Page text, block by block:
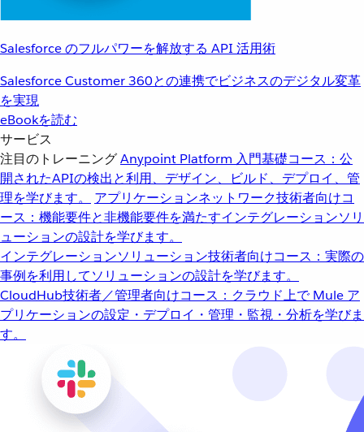
Salesforce のフルパワーを解放する API 活用術
Salesforce Customer 360との連携でビジネスのデジタル変革
を実現
eBookを読む
サービス
注目のトレーニングAnypoint Platform 入門基礎コース：公
開されたAPIの検出と利用、デザイン、ビルド、デプロイ、管
理を学びます。
アプリケーションネットワーク技術者向けコ
ース：機能要件と非機能要件を満たすインテグレーションソリ
ューションの設計を学びます。
インテグレーションソリューション技術者向けコース：実際の
事例を利用してソリューションの設計を学びます。
CloudHub技術者／管理者向けコース：クラウド上で Mule ア
プリケーションの設定・デプロイ・管理・監視・分析を学びま
す。